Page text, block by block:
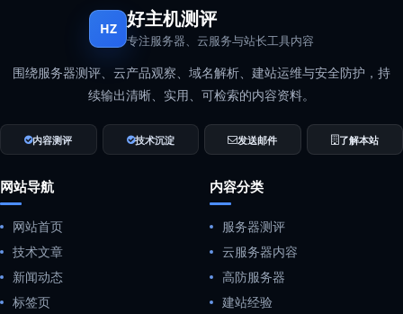
HZ 好主机测评
专注服务器、云服务与站长工具内容
围绕服务器测评、云产品观察、域名解析、建站运维与安全防护，持
续输出清晰、实用、可检索的内容资料。
内容测评 技术沉淀 发送邮件 了解本站
网站导航
网站首页
技术文章
新闻动态
标签页
内容分类
服务器测评
云服务器内容
高防服务器
建站经验